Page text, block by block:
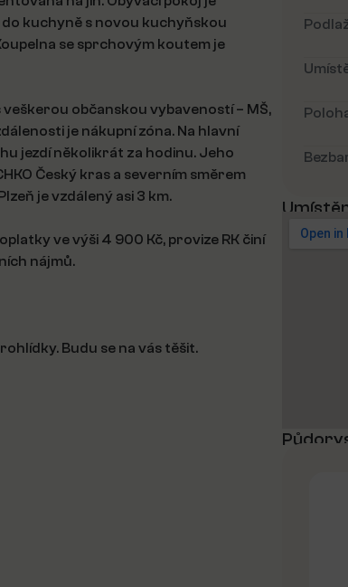
kuchyně s novou kuchyňskou
se sprchovým koutem je
občanskou vybaveností – MŠ,
je nákupní zóna. Na hlavní
jezdí několikrát za hodinu. Jeho
Český kras a severním směrem
je vzdálený asi 3 km.
ve výši 4 900 Kč, provize RK činí
nájmů.
Budu se na vás těšit.